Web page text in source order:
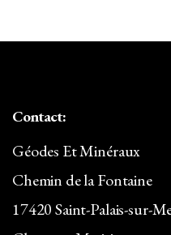
Contact:
Géodes Et Minéraux
Chemin de la Fontaine
17420 Saint-Palais-sur-